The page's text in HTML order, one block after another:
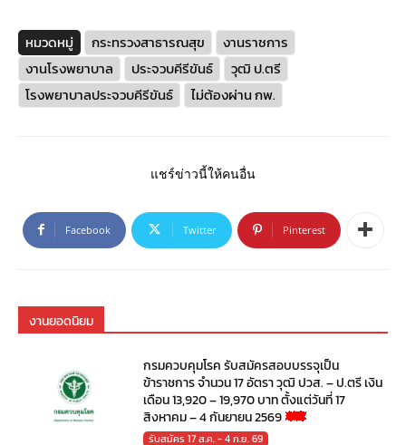
หมวดหมู่ กระทรวงสาธารณสุข
งานราชการ
งานโรงพยาบาล
ประจวบคีรีขันธ์
วุฒิ ป.ตรี
โรงพยาบาลประจวบคีรีขันธ์
ไม่ต้องผ่าน กพ.
แชร์ข่าวนี้ให้คนอื่น
Facebook Twitter Pinterest
งานยอดนิยม
กรมควบคุมโรค รับสมัครสอบบรรจุเป็น
ข้าราชการ จำนวน 17 อัตรา วุฒิ ปวส. – ป.ตรี เงิน
เดือน 13,920 – 19,970 บาท ตั้งแต่วันที่ 17
สิงหาคม – 4 กันยายน 2569
รับสมัคร 17 ส.ค. - 4 ก.ย. 69